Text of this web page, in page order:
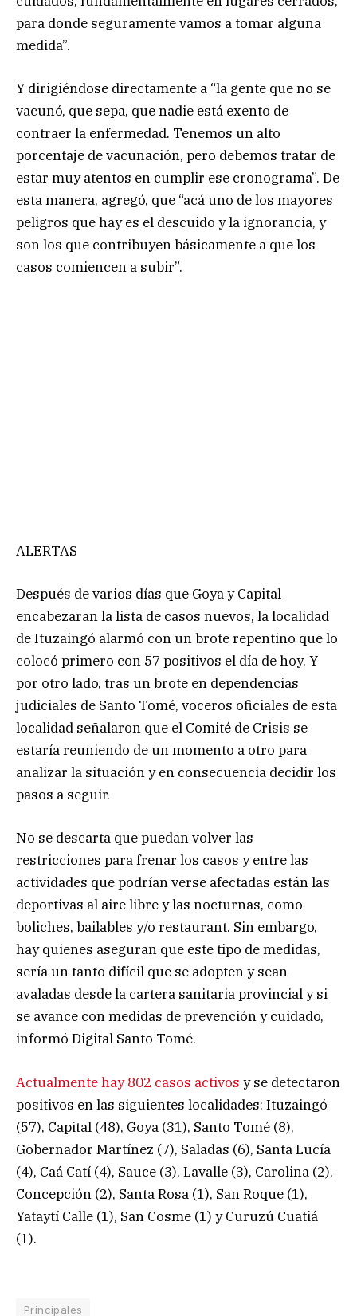
para donde seguramente vamos a tomar alguna
medida”.
Y dirigiéndose directamente a “la gente que no se
vacunó, que sepa, que nadie está exento de
contraer la enfermedad. Tenemos un alto
porcentaje de vacunación, pero debemos tratar de
estar muy atentos en cumplir ese cronograma”. De
esta manera, agregó, que “acá uno de los mayores
peligros que hay es el descuido y la ignorancia, y
son los que contribuyen básicamente a que los
casos comiencen a subir”.
ALERTAS
Después de varios días que Goya y Capital
encabezaran la lista de casos nuevos, la localidad
de Ituzaingó alarmó con un brote repentino que lo
colocó primero con 57 positivos el día de hoy. Y
por otro lado, tras un brote en dependencias
judiciales de Santo Tomé, voceros oficiales de esta
localidad señalaron que el Comité de Crisis se
estaría reuniendo de un momento a otro para
analizar la situación y en consecuencia decidir los
pasos a seguir.
No se descarta que puedan volver las
restricciones para frenar los casos y entre las
actividades que podrían verse afectadas están las
deportivas al aire libre y las nocturnas, como
boliches, bailables y/o restaurant. Sin embargo,
hay quienes aseguran que este tipo de medidas,
sería un tanto difícil que se adopten y sean
avaladas desde la cartera sanitaria provincial y si
se avance con medidas de prevención y cuidado,
informó Digital Santo Tomé.
Actualmente hay 802 casos activos y se detectaron
positivos en las siguientes localidades: Ituzaingó
(57), Capital (48), Goya (31), Santo Tomé (8),
Gobernador Martínez (7), Saladas (6), Santa Lucía
(4), Caá Catí (4), Sauce (3), Lavalle (3), Carolina (2),
Concepción (2), Santa Rosa (1), San Roque (1),
Yataytí Calle (1), San Cosme (1) y Curuzú Cuatiá
(1).
Principales